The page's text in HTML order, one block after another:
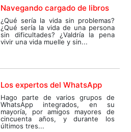
Navegando cargado de libros
¿Qué sería la vida sin problemas?
¿Qué sería la vida de una persona
sin dificultades? ¿Valdría la pena
vivir una vida muelle y sin...
Los expertos del WhatsApp
Hago parte de varios grupos de
WhatsApp integrados, en su
mayoría, por amigos mayores de
cincuenta años, y durante los
últimos tres...